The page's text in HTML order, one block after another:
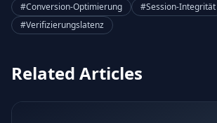
#Conversion-Optimierung
#Session‑Integrität
#Verifizierungslatenz
Related Articles